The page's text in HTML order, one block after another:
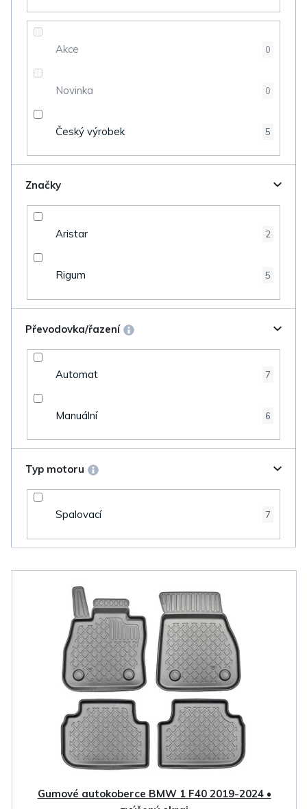
Akce 0
Novinka 0
Český výrobek 5
Značky
Aristar 2
Rigum 5
Převodovka/řazení
Automat 7
Manuální 6
Typ motoru
Spalovací 7
Gumové autokoberce BMW 1 F40 2019-2024 •